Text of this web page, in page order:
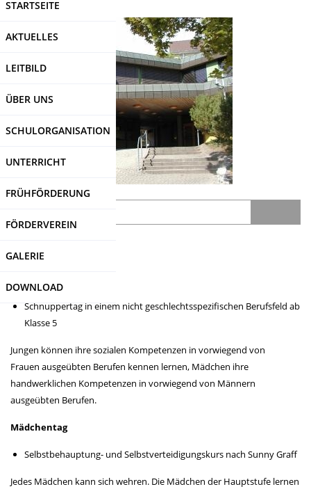
Direkt
Inhalt
STARTSEITE
AKTUELLES
LEITBILD
ÜBER UNS
SCHULORGANISATION
UNTERRICHT
FRÜHFÖRDERUNG
FÖRDERVEREIN
GALERIE
DOWNLOAD
Schnuppertag in einem nicht geschlechtsspezifischen Berufsfeld ab
Klasse 5
Jungen können ihre sozialen Kompetenzen in vorwiegend von
Frauen ausgeübten Berufen kennen lernen, Mädchen ihre
handwerklichen Kompetenzen in vorwiegend von Männern
ausgeübten Berufen.
Mädchentag
Selbstbehauptung- und Selbstverteidigungskurs nach Sunny Graff
Jedes Mädchen kann sich wehren. Die Mädchen der Hauptstufe lernen